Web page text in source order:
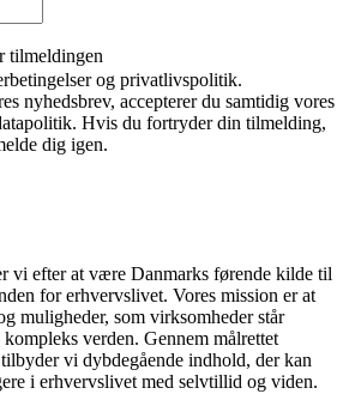
tilmeldingen
og privatlivspolitik.
nyhedsbrev, accepterer du samtidig vores
Hvis du fortryder din tilmelding,
dig igen.
vi efter at være Danmarks førende kilde til
for erhvervslivet. Vores mission er at
muligheder, som virksomheder står
verden. Gennem målrettet
vi dybdegående indhold, der kan
i erhvervslivet med selvtillid og viden.